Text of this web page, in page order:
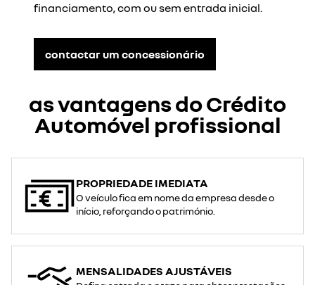
financiamento, com ou sem entrada inicial.
contactar um concessionário
as vantagens do Crédito
Automóvel profissional
PROPRIEDADE IMEDIATA
O veículo fica em nome da empresa desde o
início, reforçando o património.
MENSALIDADES AJUSTÁVEIS